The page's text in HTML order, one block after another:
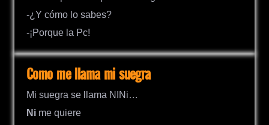
-¿Y cómo lo sabes?
-¡Porque la Pc!
Como me llama mi suegra
Mi suegra se llama NINi…
Ni me quiere